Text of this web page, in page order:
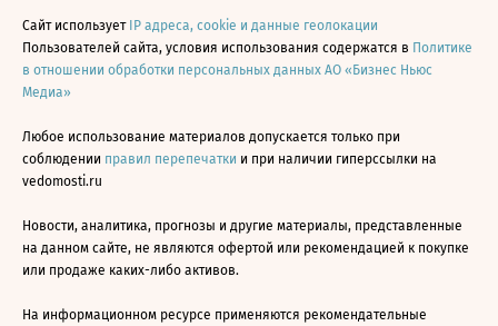
Сайт использует IP адреса, cookie и данные геолокации
Пользователей сайта, условия использования содержатся в Политике
в отношении обработки персональных данных АО «Бизнес Ньюс
Медиа»
Любое использование материалов допускается только при
соблюдении правил перепечатки и при наличии гиперссылки на
vedomosti.ru
Новости, аналитика, прогнозы и другие материалы, представленные
на данном сайте, не являются офертой или рекомендацией к покупке
или продаже каких-либо активов.
На информационном ресурсе применяются рекомендательные